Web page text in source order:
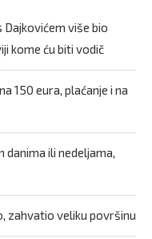
Dajkovićem više bio
kome ću biti vodič
150 eura, plaćanje i na
danima ili nedeljama,
zahvatio veliku površinu